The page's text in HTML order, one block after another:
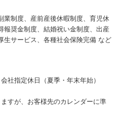
業制度、産前産後休暇制度、育児休
報奨金制度、結婚祝い金制度、出産
生サービス、各種社会保険完備 など
社指定休日（夏季・年末年始）
すが、お客様先のカレンダーに準